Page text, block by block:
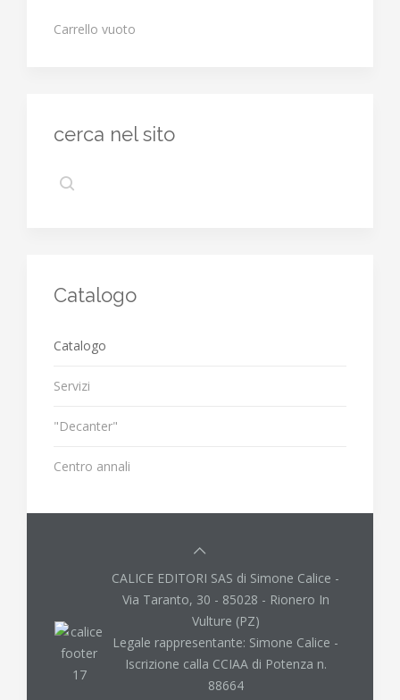
Carrello vuoto
cerca nel sito
Catalogo
Catalogo
Servizi
"Decanter"
Centro annali
CALICE EDITORI SAS di Simone Calice -
Via Taranto, 30 - 85028 - Rionero In
Vulture (PZ)
Legale rappresentante: Simone Calice -
Iscrizione calla CCIAA di Potenza n.
88664